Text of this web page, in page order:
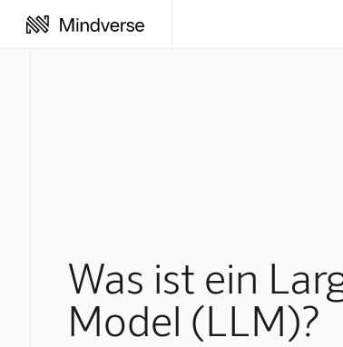
Was ist ein
Model (LLM)?